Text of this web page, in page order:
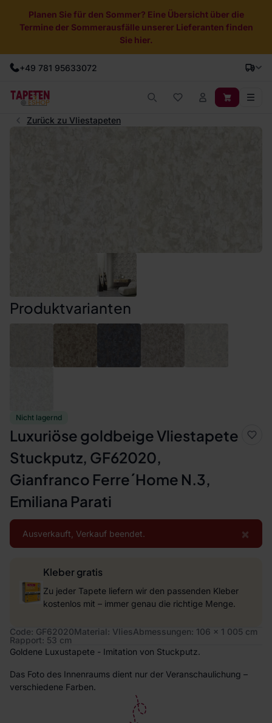
Planen Sie für den Sommer? Eine Übersicht über die
Termine der Sommerausfälle unserer Lieferanten finden
Sie hier.
+49 781 95633072
Zurück zu Vliestapeten
Nicht lagernd
Luxuriöse goldbeige Vliestapete
Stuckputz, GF62020,
Gianfranco Ferre´Home N.3,
Emiliana Parati
×
Ausverkauft, Verkauf beendet.
Kleber gratis
Zu jeder Tapete liefern wir den passenden Kleber
kostenlos mit – immer genau die richtige Menge.
Code: GF62020Material: VliesAbmessungen: 106 x 1 005 cm
Rapport: 53 cm
Goldene Luxustapete - Imitation von Stuckputz.
Das Foto des Innenraums dient nur der Veranschaulichung –
verschiedene Farben.
Produktvarianten